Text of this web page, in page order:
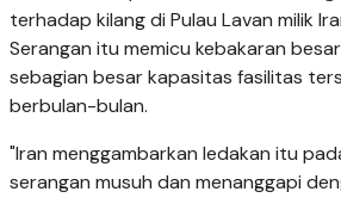
terhadap kilang di Pulau Lavan milik
Serangan itu memicu kebakaran
sebagian besar kapasitas fasilitas
berbulan-bulan.
"Iran menggambarkan ledakan itu
serangan musuh dan menanggapi